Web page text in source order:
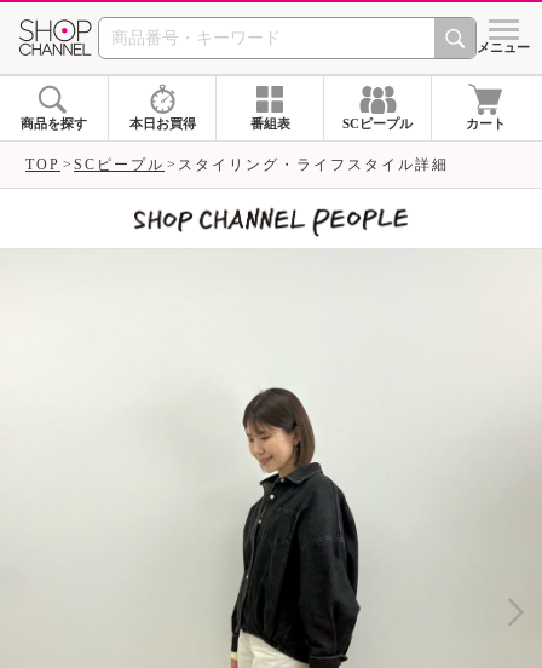
SHOP CHANNEL シメニュー
商品を探す 本日お買得 番組表 SCピープル カート
TOP SCピープル スタイリング・ライフスタイル詳細